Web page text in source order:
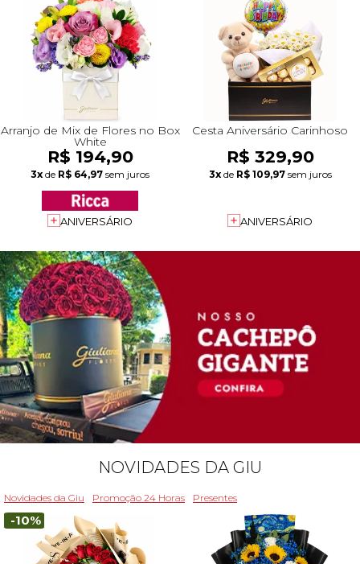
Arranjo de Mix de Flores no Box
White
R$ 194,90
3x de R$ 64,97 sem juros
ANIVERSÁRIO
Cesta Aniversário Carinhoso
R$ 329,90
3x de R$ 109,97sem juros
ANIVERSÁRIO
NOVIDADES DA GIU
Novidades da Giu Promoção 24 Horas Presentes
-10%